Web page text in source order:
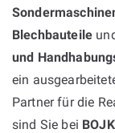
Blechbauteile
und
ein
Partner für die
sind Sie bei